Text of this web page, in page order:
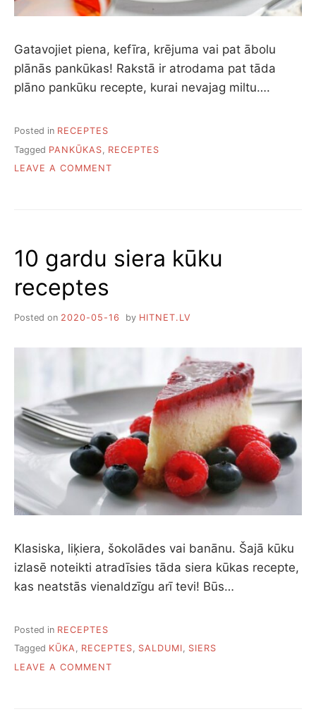
Gatavojiet piena, kefīra, krējuma vai pat ābolu
plānās pankūkas! Rakstā ir atrodama pat tāda
plāno pankūku recepte, kurai nevajag miltu….
Posted in RECEPTES
Tagged PANKŪKAS
RECEPTES
LEAVE A COMMENT
10 gardu siera kūku
receptes
Posted on 2020-05-16 by HITNET.LV
Klasiska, liķiera, šokolādes vai banānu. Šajā kūku
izlasē noteikti atradīsies tāda siera kūkas recepte,
kas neatstās vienaldzīgu arī tevi! Būs…
Posted in RECEPTES
Tagged KŪKA, RECEPTES, SALDUMI, SIERS
LEAVE A COMMENT